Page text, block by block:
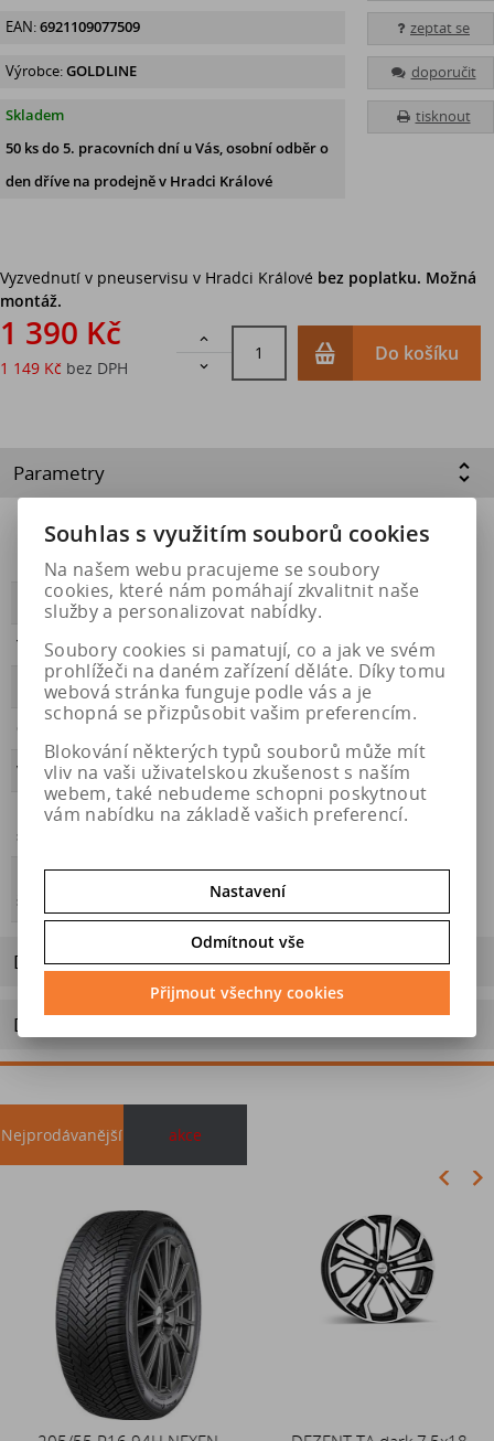
zeptat se
doporučit
tisknout
EAN:6921109077509
Výrobce:GOLDLINE
Skladem
50 ksdo 5. pracovních dní u Vás, osobní odběr o
den dříve na prodejněv Hradci Králové
Vyzvednutí v pneuservisu v Hradci Králové bez poplatku. Možná
montáž.
1 390 Kč
1 149 Kč bez DPH


Do košíku
Parametry
Přilnavost na
ledu
NE
PŘILNAVOST B
Třída hluku B
HLUČNOST 72
OBDOBÍ celoroční
VALIVÝ ODPOR C
Přilnavost na
sněhu
ANO
štítek
Dotaz na výrobek
Doporučit výrobek
Nejprodávanější akce
Souhlas s využitím souborů cookies
Na našem webu pracujeme se soubory
cookies, které nám pomáhají zkvalitnit naše
služby a personalizovat nabídky.
Soubory cookies si pamatují, co a jak ve svém
prohlížeči na daném zařízení děláte. Díky tomu
webová stránka funguje podle vás a je
schopná se přizpůsobit vašim preferencím.
Blokování některých typů souborů může mít
vliv na vaši uživatelskou zkušenost s naším
webem, také nebudeme schopni poskytnout
vám nabídku na základě vašich preferencí.
Nastavení
Odmítnout vše
Přijmout všechny cookies